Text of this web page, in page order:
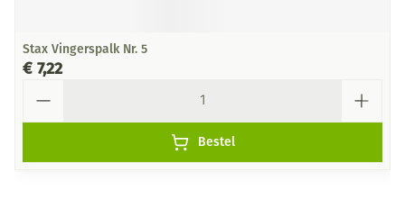
Stax Vingerspalk Nr. 5
€ 7,22
Bestel